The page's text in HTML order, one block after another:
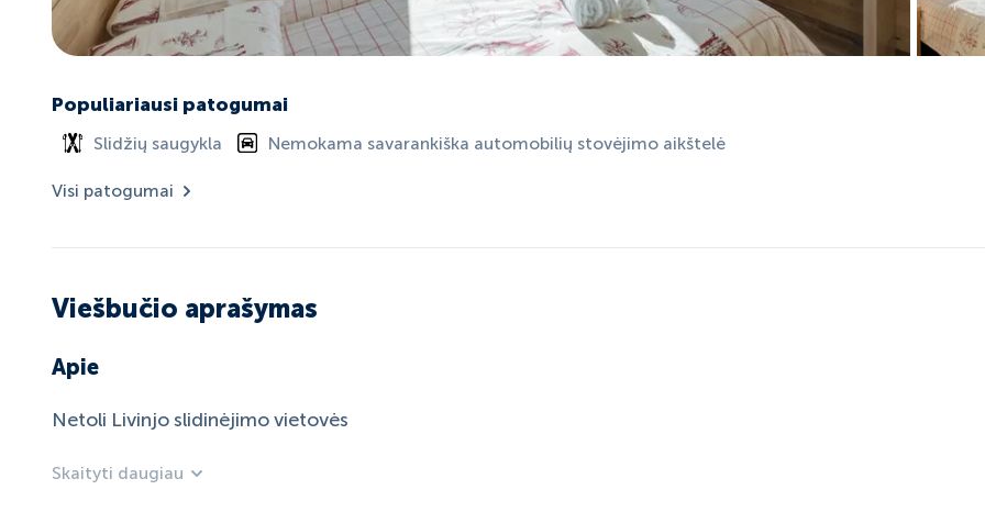
Populiariausi patogumai
Slidžių saugykla Nemokama savarankiška automobilių stovėjimo aikštelė
Visi patogumai
Viešbučio aprašymas
Apie
Netoli Livinjo slidinėjimo vietovės
Skaityti daugiau